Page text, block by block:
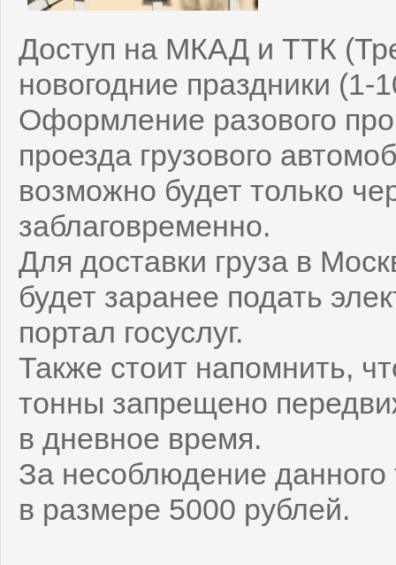
Доступ на МКАД и ТТК
новогодние праздники (1-
Оформление разового
проезда грузового
возможно будет только
заблаговременно.
Для доставки груза в
будет заранее подать
портал госуслуг.
Также стоит напомнить,
тонны запрещено
в дневное время.
За несоблюдение
в размере 5000 рублей.